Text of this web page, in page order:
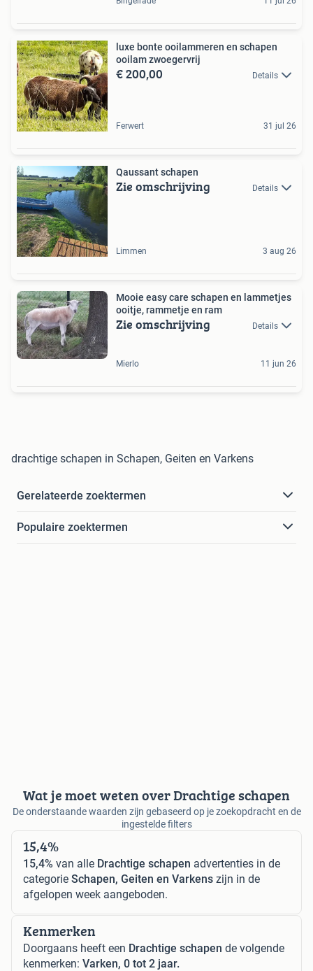
luxe bonte ooilammeren en schapen
ooilam zwoegervrij
€ 200,00 Details
Ferwert 31 jul 26
Qaussant schapen
Zie omschrijving Details
Limmen 3 aug 26
Mooie easy care schapen en lammetjes
ooitje, rammetje en ram
Zie omschrijving Details
Mierlo 11 jun 26
drachtige schapen in Schapen, Geiten en Varkens
Gerelateerde zoektermen
Populaire zoektermen
Wat je moet weten over Drachtige schapen
De onderstaande waarden zijn gebaseerd op je zoekopdracht en de
ingestelde filters
15,4%
15,4% van alle Drachtige schapen advertenties in de
categorie Schapen, Geiten en Varkens zijn in de
afgelopen week aangeboden.
Kenmerken
Doorgaans heeft een Drachtige schapen de volgende
kenmerken: Varken, 0 tot 2 jaar.